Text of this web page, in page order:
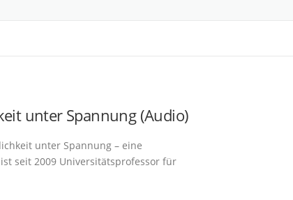
unter Spannung (Audio)
unter Spannung – eine
seit 2009 Universitätsprofessor für